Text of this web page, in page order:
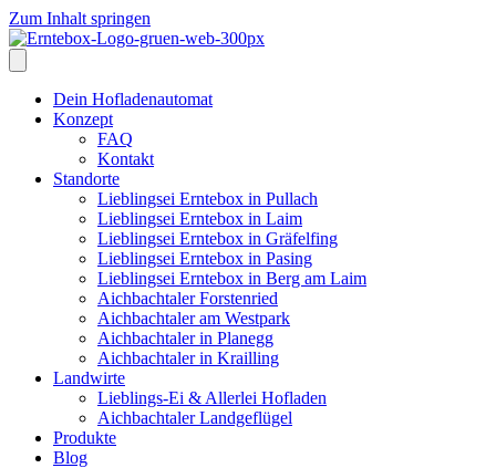
Zum Inhalt springen
Dein Hofladenautomat
Konzept
FAQ
Kontakt
Standorte
Lieblingsei Erntebox in Pullach
Lieblingsei Erntebox in Laim
Lieblingsei Erntebox in Gräfelfing
Lieblingsei Erntebox in Pasing
Lieblingsei Erntebox in Berg am Laim
Aichbachtaler Forstenried
Aichbachtaler am Westpark
Aichbachtaler in Planegg
Aichbachtaler in Krailling
Landwirte
Lieblings-Ei & Allerlei Hofladen
Aichbachtaler Landgeflügel
Produkte
Blog